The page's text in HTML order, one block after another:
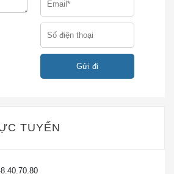
của bạn và tối ưu hóa băng
cấp thông tin và ứng dụng hỗ trợ
24FP-4X cung cấp những lợi
lý và triển khai
đến và đi từ công tắc.
802.1X giới hạn chặt chẽ quyền
TUYẾN